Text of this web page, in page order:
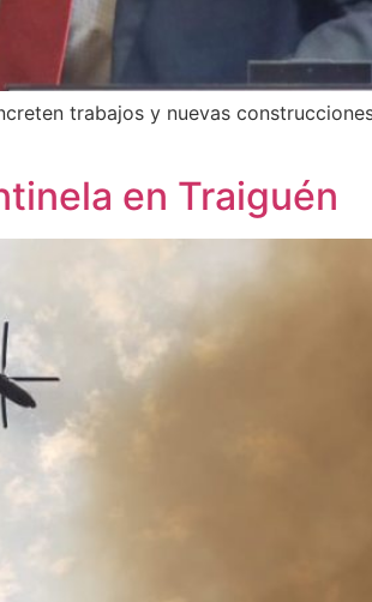
trabajos y nuevas
en Traiguén